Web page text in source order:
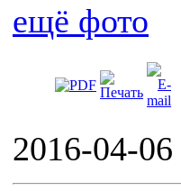
ещё фото
2016-04-06